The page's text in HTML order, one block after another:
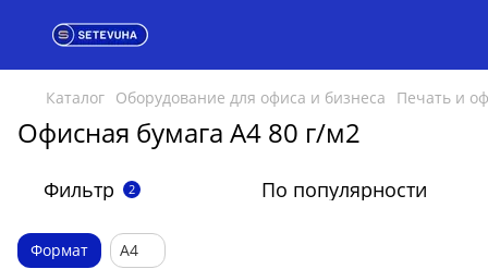
Каталог Оборудование для офиса и бизнеса Печать и
Офисная бумага A4 80 г/м2
Фильтр 2 По популярности
Формат А4